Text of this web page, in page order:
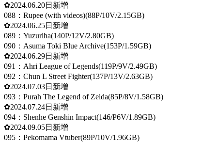
✿2024.06.20日新增
088：Rupee (with videos)(88P/10V/2.15GB)
✿2024.06.25日新增
089：Yuzuriha(140P/12V/2.80GB)
090：Asuma Toki Blue Archive(153P/1.59GB)
✿2024.06.29日新增
091：Ahri League of Legends(119P/9V/2.49GB)
092：Chun L Street Fighter(137P/13V/2.63GB)
✿2024.07.03日新增
093：Purah The Legend of Zelda(85P/8V/1.58GB)
✿2024.07.24日新增
094：Shenhe Genshin Impact(146/P6V/1.89GB)
✿2024.09.05日新增
095：Pekomama Vtuber(89P/10V/1.96GB)